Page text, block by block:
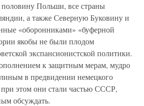
Польши, все страны
а также Северную Буковину и
«оборонниками» «буферной
якобы не были плодом
экспансионистской политики.
к защитным мерам, мудро
в предвидении немецкого
этом они стали частью СССР,
обсуждать.